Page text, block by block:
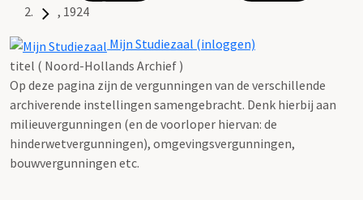
, 1924
Mijn Studiezaal (inloggen)
titel ( Noord-Hollands Archief )
Op deze pagina zijn de vergunningen van de verschillende
archiverende instellingen samengebracht. Denk hierbij aan
milieuvergunningen (en de voorloper hiervan: de
hinderwetvergunningen), omgevingsvergunningen,
bouwvergunningen etc.